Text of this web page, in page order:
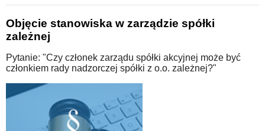
Objęcie stanowiska w zarządzie spółki
zależnej
Pytanie: "Czy członek zarządu spółki akcyjnej może być
członkiem rady nadzorczej spółki z o.o. zależnej?"